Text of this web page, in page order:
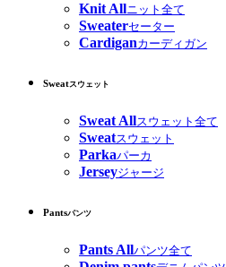
Knit Allニット全て
Sweaterセーター
Cardiganカーディガン
Sweatスウェット
Sweat Allスウェット全て
Sweatスウェット
Parkaパーカ
Jerseyジャージ
Pantsパンツ
Pants Allパンツ全て